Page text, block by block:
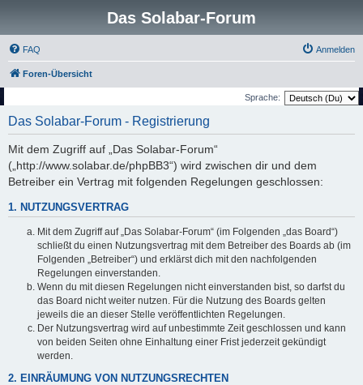
Das Solabar-Forum
FAQ Anmelden
Foren-Übersicht
Sprache:
Das Solabar-Forum - Registrierung
Mit dem Zugriff auf „Das Solabar-Forum“
(„http://www.solabar.de/phpBB3“) wird zwischen dir und dem
Betreiber ein Vertrag mit folgenden Regelungen geschlossen:
1. NUTZUNGSVERTRAG
Mit dem Zugriff auf „Das Solabar-Forum“ (im Folgenden „das Board“)
schließt du einen Nutzungsvertrag mit dem Betreiber des Boards ab (im
Folgenden „Betreiber“) und erklärst dich mit den nachfolgenden
Regelungen einverstanden.
Wenn du mit diesen Regelungen nicht einverstanden bist, so darfst du
das Board nicht weiter nutzen. Für die Nutzung des Boards gelten
jeweils die an dieser Stelle veröffentlichten Regelungen.
Der Nutzungsvertrag wird auf unbestimmte Zeit geschlossen und kann
von beiden Seiten ohne Einhaltung einer Frist jederzeit gekündigt
werden.
2. EINRÄUMUNG VON NUTZUNGSRECHTEN